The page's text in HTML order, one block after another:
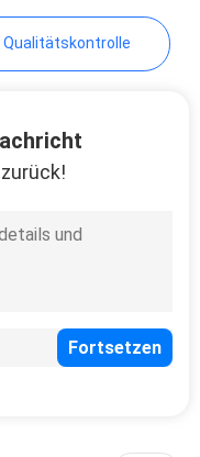
Qualitätskontrolle